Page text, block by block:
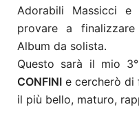
Adorabili Massicci
provare a
Album da solista.
Questo sarà il mio
CONFINI e cercherò di
il più bello, maturo,